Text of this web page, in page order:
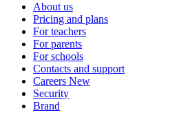
About us
Pricing and plans
For teachers
For parents
For schools
Contacts and support
Careers New
Security
Brand